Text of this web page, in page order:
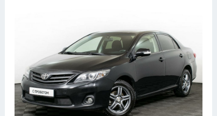
Скания
Форд
Черри
Джили